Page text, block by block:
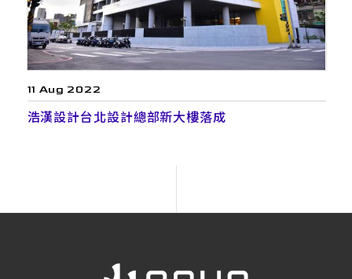
11 Aug 2022
浩漢設計台北設計總部新大樓落成